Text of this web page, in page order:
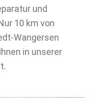
und
10 km von
Wangersen
in unserer